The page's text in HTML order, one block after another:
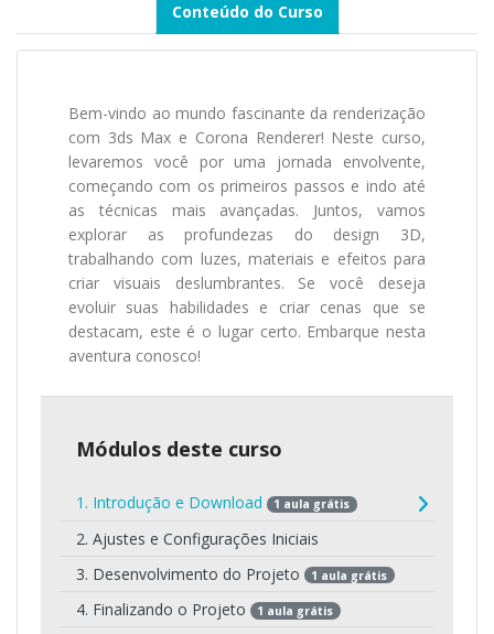
Conteúdo do Curso
Bem-vindo ao mundo fascinante da renderização
com 3ds Max e Corona Renderer! Neste curso,
levaremos você por uma jornada envolvente,
começando com os primeiros passos e indo até
as técnicas mais avançadas. Juntos, vamos
explorar as profundezas do design 3D,
trabalhando com luzes, materiais e efeitos para
criar visuais deslumbrantes. Se você deseja
evoluir suas habilidades e criar cenas que se
destacam, este é o lugar certo. Embarque nesta
aventura conosco!
Módulos deste curso
1. Introdução e Download 1 aula grátis
2. Ajustes e Configurações Iniciais
3. Desenvolvimento do Projeto
1 aula grátis
4. Finalizando o Projeto 1 aula grátis